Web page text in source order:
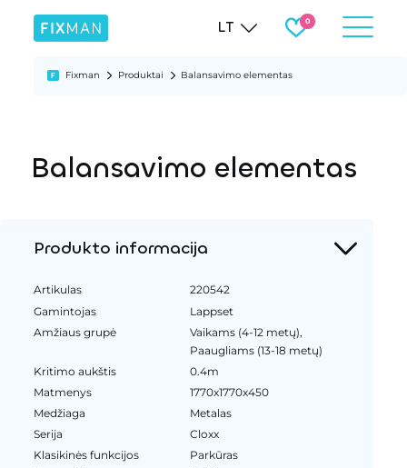
LT
Fixman Produktai Balansavimo elementas
Balansavimo elementas
Produkto informacija
Artikulas
220542
Gamintojas
Lappset
Amžiaus grupė
Vaikams (4-12 metų),
Paaugliams (13-18 metų)
Kritimo aukštis
0.4m
Matmenys
1770x1770x450
Medžiaga
Metalas
Serija
Cloxx
Klasikinės funkcijos
Parkūras